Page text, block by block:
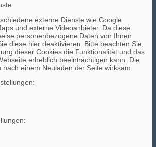
externe Dienste wie Google
und externe Videoanbieter. Da diese
personenbezogene Daten von Ihnen
diese hier deaktivieren. Bitte beachten Sie,
dieser Cookies die Funktionalität und das
erheblich beeinträchtigen kann. Die
einem Neuladen der Seite wirksam.